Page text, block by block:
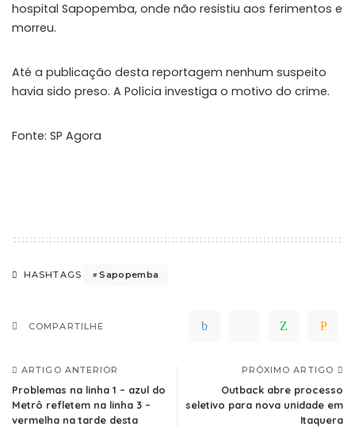
hospital Sapopemba, onde não resistiu aos ferimentos e
morreu.
Até a publicação desta reportagem nenhum suspeito
havia sido preso. A Polícia investiga o motivo do crime.
Fonte: SP Agora
HASHTAGS Sapopemba
COMPARTILHE
ARTIGO ANTERIOR
Problemas na linha 1 – azul do
Metrô refletem na linha 3 –
vermelha na tarde desta
PRÓXIMO ARTIGO
Outback abre processo
seletivo para nova unidade em
Itaquera